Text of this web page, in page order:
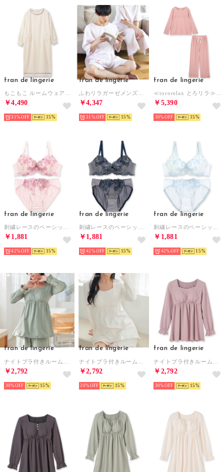
fran de lingerie
￥4,490
31% 15
fran de lingerie
￥4,347
31% 15
fran de lingerie
￥5,390
30% 15
fran de lingerie
￥1,881
42% 15
fran de lingerie
￥1,881
42% 15
fran de lingerie
￥1,881
42% 15
fran de lingerie
￥2,792
30% 15
fran de lingerie
￥2,792
30% 15
fran de lingerie
￥2,792
30% 15